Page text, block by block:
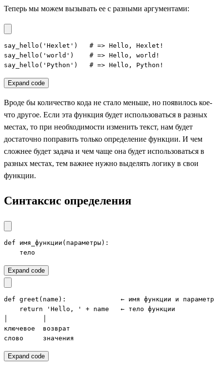
Теперь мы можем вызывать ее с разными аргументами:
say_hello('Hexlet')   # => Hello, Hexlet!
say_hello('world')    # => Hello, world!
say_hello('Python')   # => Hello, Python!
Expand code
Вроде бы количество кода не стало меньше, но появилось кое-
что другое. Если эта функция будет использоваться в разных
местах, то при необходимости изменить текст, нам будет
достаточно поправить только определение функции. И чем
сложнее будет задача и чем чаще она будет использоваться в
разных местах, тем важнее нужно выделять логику в свои
функции.
Синтаксис определения
def имя_функции(параметры):
    тело
Expand code
def greet(name):              ← имя функции и параметр
    return 'Hello, ' + name   ← тело функции
ключевое  возврат
слово     значения
Expand code